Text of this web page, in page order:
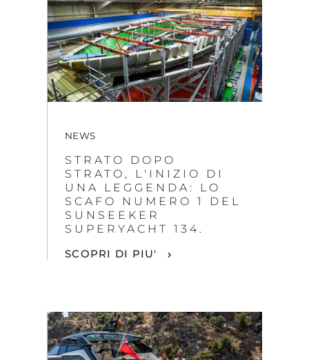
NEWS
STRATO DOPO
STRATO, L'INIZIO DI
UNA LEGGENDA: LO
SCAFO NUMERO 1 DEL
SUNSEEKER
SUPERYACHT 134.
SCOPRI DI PIU'